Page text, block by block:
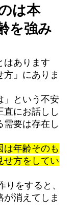
は本
を強み
はあります
」にありま
」という不安
直にお話しし
需要は存在し
は年齢そのも
せ方をしてい
をすると、
消えてしま